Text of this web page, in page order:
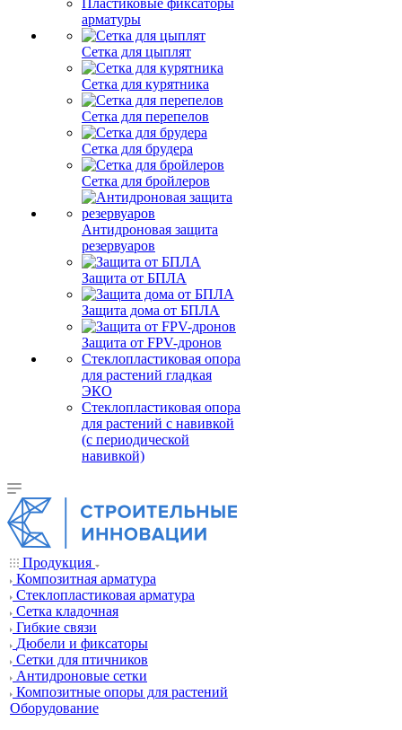
Пластиковые фиксаторы
арматуры
Сетка для цыплят
Сетка для курятника
Сетка для перепелов
Сетка для брудера
Сетка для бройлеров
Антидроновая защита
резервуаров
Защита от БПЛА
Защита дома от БПЛА
Защита от FPV-дронов
Стеклопластиковая опора
для растений гладкая
ЭКО
Стеклопластиковая опора
для растений с навивкой
(с периодической
навивкой)
Продукция
Композитная арматура
Cтеклопластиковая арматура
Сетка кладочная
Гибкие связи
Дюбели и фиксаторы
Сетки для птичников
Антидроновые сетки
Композитные опоры для растений
Оборудование